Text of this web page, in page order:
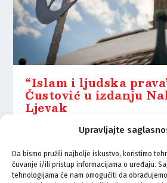
Upravljajte
Da bismo pružili najbolje iskustvo, koristimo
čuvanje i/ili pristup informacijama o uređaju.
tehnologijama će nam omogućiti da
“Islam i ljudska
Čustović u izdanju
Ljevak